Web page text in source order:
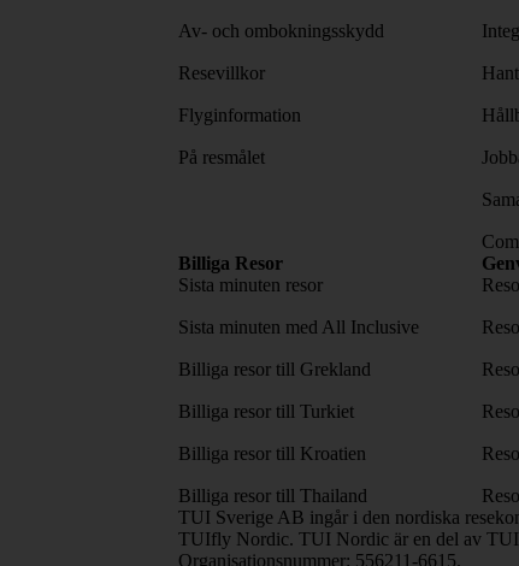
Av- och ombokningsskydd
Resevillkor
Flyginformation
På resmålet
Billiga Resor
Sista minuten resor
Sista minuten med All Inclusive
Billiga resor till Grekland
Billiga resor till Turkiet
Billiga resor till Kroatien
Billiga resor till Thailand
TUI Sverige AB ingår i den nordiska
TUIfly Nordic. TUI Nordic är en del av TUI
Organisationsnummer: 556211-6615.